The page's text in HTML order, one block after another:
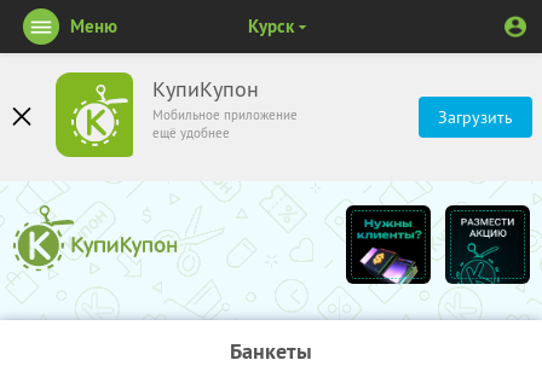
КупиКупон
Мобильное приложение
ещё удобнее
Загрузить
Меню Курск
Банкеты